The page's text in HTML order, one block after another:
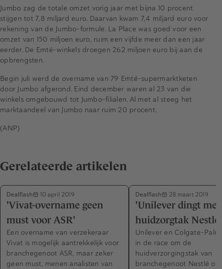
Jumbo zag de totale omzet vorig jaar met bijna 10 procent
stijgen tot 7,8 miljard euro. Daarvan kwam 7,4 miljard euro voor
rekening van de Jumbo-formule. La Place was goed voor een
omzet van 150 miljoen euro, ruim een vijfde meer dan een jaar
eerder. De Emté-winkels droegen 262 miljoen euro bij aan de
opbrengsten.
Begin juli werd de overname van 79 Emté-supermarktketen
door Jumbo afgerond. Eind december waren al 23 van die
winkels omgebouwd tot Jumbo-filialen. Al met al steeg het
marktaandeel van Jumbo naar ruim 20 procent.
(ANP)
Gerelateerde artikelen
Dealflash 10 april 2019
'Vivat-overname geen
must voor ASR'
Een overname van verzekeraar
Vivat is mogelijk aantrekkelijk voor
branchegenoot ASR, maar zeker
geen must, menen analisten van
Dealflash 28 maart 2019
'Unilever dingt
huidzorgtak Nestlé'
Unilever en Colgate-
in de race om de
huidverzorgingstak van
branchegenoot Nestlé